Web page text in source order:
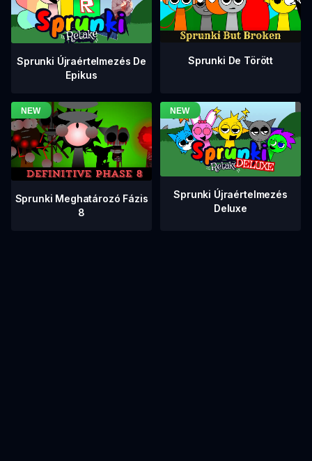
Sprunki Újraértelmezés De
Epikus
Sprunki De Törött
Sprunki Meghatározó Fázis
8
Sprunki Újraértelmezés
Deluxe